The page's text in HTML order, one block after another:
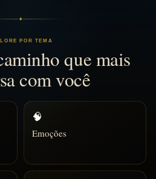
✦
POR TEMA
que mais
com você
🧠
Emoções